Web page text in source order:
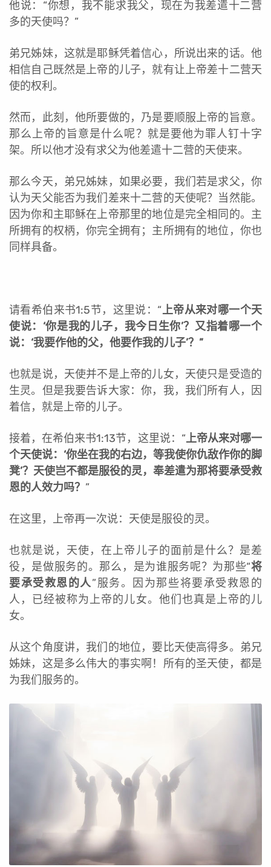
他说：“你想，我不能求我父，现在为我差遣十二营
多的天使吗？”
弟兄姊妹，这就是耶稣凭着信心，所说出来的话。他
相信自己既然是上帝的儿子，就有让上帝差十二营天
使的权利。
然而，此刻，他所要做的，乃是要顺服上帝的旨意。
那么上帝的旨意是什么呢？就是要他为罪人钉十字
架。所以他才没有求父为他差遣十二营的天使来。
那么今天，弟兄姊妹，如果必要，我们若是求父，你
认为天父能否为我们差来十二营的天使呢？当然能。
因为你和主耶稣在上帝那里的地位是完全相同的。主
所拥有的权柄，你完全拥有；主所拥有的地位，你也
同样具备。
请看希伯来书1:5节，这里说：“上帝从来对哪一个天
使说：‘你是我的儿子，我今日生你’？又指着哪一个
说：‘我要作他的父，他要作我的儿子’？”
也就是说，天使并不是上帝的儿女，天使只是受造的
生灵。但是我要告诉大家：你，我，我们所有人，因
着信，就是上帝的儿子。
接着，在希伯来书1:13节，这里说：“上帝从来对哪一
个天使说：‘你坐在我的右边，等我使你仇敌作你的脚
凳’？天使岂不都是服役的灵，奉差遣为那将要承受救
恩的人效力吗？ ”
在这里，上帝再一次说：天使是服役的灵。
也就是说，天使，在上帝儿子的面前是什么？是差
役，是做服务的。那么，是为谁服务呢？为那些“将
要承受救恩的人”服务。因为那些将要承受救恩的
人，已经被称为上帝的儿女。他们也真是上帝的儿
女。
从这个角度讲，我们的地位，要比天使高得多。弟兄
姊妹，这是多么伟大的事实啊！所有的圣天使，都是
为我们服务的。